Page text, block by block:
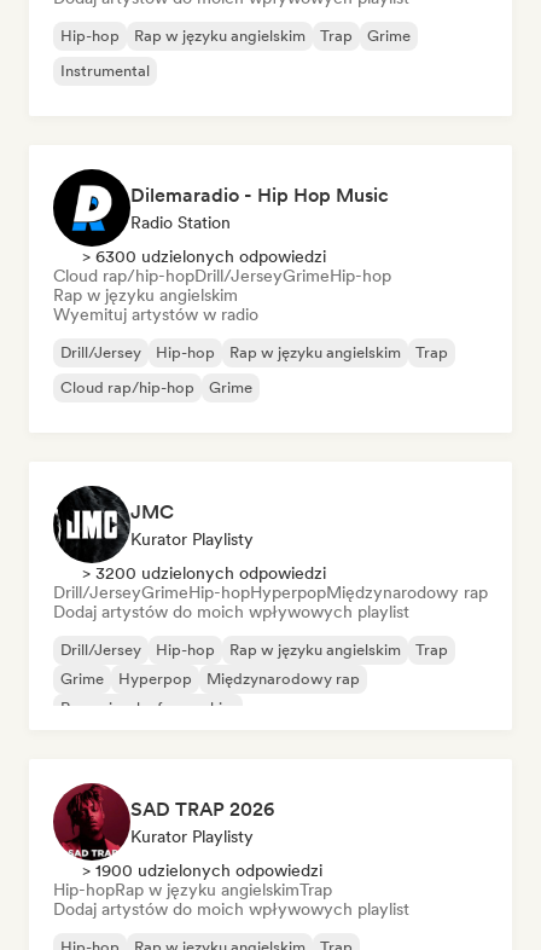
Hip-hop Rap w języku angielskim Trap
Grime
Instrumental
Dilemaradio - Hip Hop Music
Radio Station
> 6300 udzielonych odpowiedzi
Cloud rap/hip-hopDrill/JerseyGrimeHip-hop
Rap w języku angielskim
Wyemituj artystów w radio
Drill/Jersey Hip-hop Rap w języku angielskim
Trap
Cloud rap/hip-hop
Grime
JMC
Kurator Playlisty
> 3200 udzielonych odpowiedzi
Drill/JerseyGrimeHip-hopHyperpopMiędzynarodowy rap
Dodaj artystów do moich wpływowych playlist
Drill/Jersey Hip-hop Rap w języku angielskim
Trap
Grime
Hyperpop
Międzynarodowy rap
Rap w języku francuskim
SAD TRAP 2026
Kurator Playlisty
> 1900 udzielonych odpowiedzi
Hip-hopRap w języku angielskimTrap
Dodaj artystów do moich wpływowych playlist